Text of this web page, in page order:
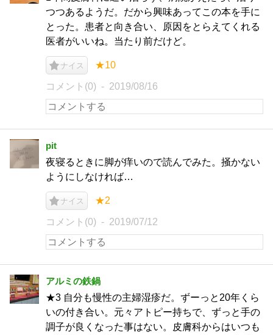
つつあるようだ。だから興味あってこの本を手に
とった。患者と向き合い、原因をとらえてくれる
医者がいいね。当たり前だけど。
ナイス ★10
コメント(0) 2019/08/16
pit
夜寝るときに脚が痒いので読んでみた。掻かない
ようにしなければ…
ナイス ★2
コメント(0) 2019/07/12
アルミの鉄鍋
★3 自分も慢性の主婦湿疹だ。ずーっと20年くら
いの付き合い。元々アトピー持ちで、ずっと手の
調子が良くなった事はない。皮膚科からはいつも